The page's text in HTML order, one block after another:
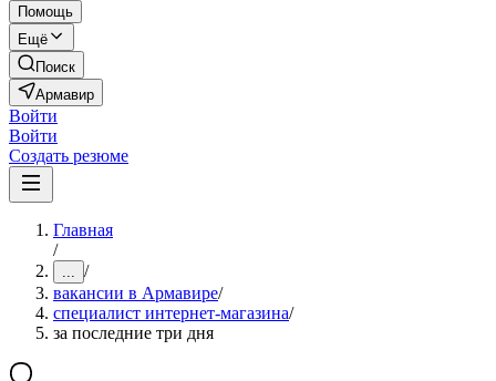
Помощь
Ещё
Поиск
Армавир
Войти
Войти
Создать резюме
Главная
/
... /
вакансии в Армавире/
специалист интернет-магазина/
за последние три дня